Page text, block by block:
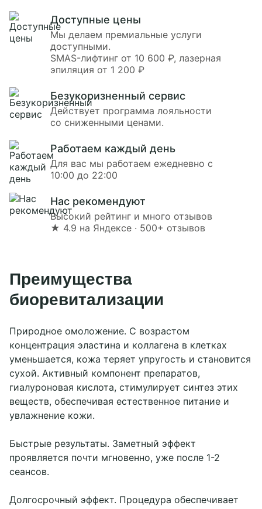
Доступные цены
Мы делаем премиальные услуги
доступными.
SMAS-лифтинг от 10 600 ₽, лазерная
эпиляция от 1 200 ₽
Безукоризненный сервис
Действует программа лояльности
со сниженными ценами.
Работаем каждый день
Для вас мы работаем ежедневно с
10:00 до 22:00
Нас рекомендуют
Высокий рейтинг и много отзывов
★ 4.9 на Яндексе · 500+ отзывов
Преимущества
биоревитализации
Природное омоложение. С возрастом
концентрация эластина и коллагена в клетках
уменьшается, кожа теряет упругость и становится
сухой. Активный компонент препаратов,
гиалуроновая кислота, стимулирует синтез этих
веществ, обеспечивая естественное питание и
увлажнение кожи.
Быстрые результаты. Заметный эффект
проявляется почти мгновенно, уже после 1-2
сеансов.
Долгосрочный эффект. Процедура обеспечивает